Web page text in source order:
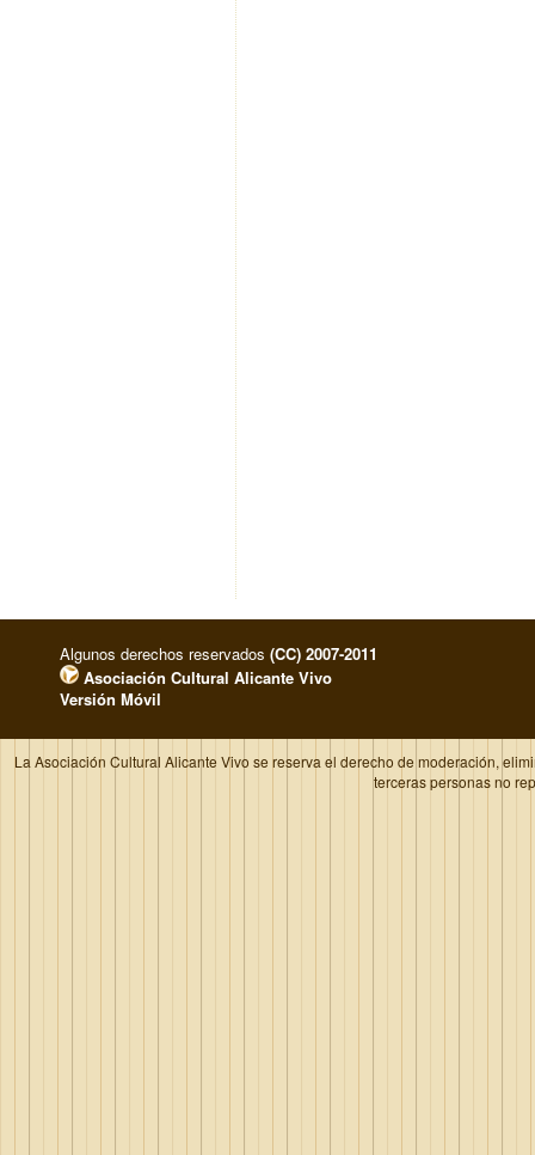
Algunos derechos reservados (CC) 2007-2011
Asociación Cultural Alicante Vivo
Versión Móvil
La Asociación Cultural Alicante Vivo se reserva el derecho de moderación,
terceras personas no